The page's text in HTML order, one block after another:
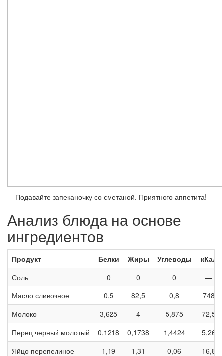
Подавайте запеканочку со сметаной. Приятного аппетита!
Анализ блюда на основе
ингредиентов
Продукт Белки Жиры Углеводы
кКал
Соль
0 0 0
—
Масло сливочное
0,5 82,5 0,8
748
Молоко
3,625 4 5,875
72,5
Перец черный молотый
0,1218 0,1738 1,4424
5,26
Яйцо перепелиное
1,19 1,31 0,06
16,8